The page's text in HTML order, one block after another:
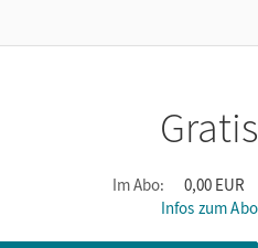
Gratis
Im Abo:
0,00 EUR
Infos zum Abo